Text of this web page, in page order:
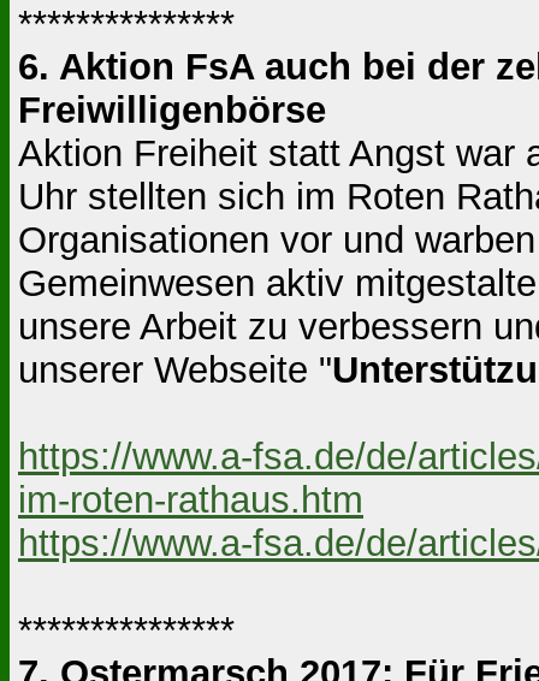
***************
6. Aktion FsA auch bei der
Freiwilligenbörse
Aktion Freiheit statt Angst war
Uhr stellten sich im Roten
Organisationen vor und
Gemeinwesen aktiv
unsere Arbeit zu verbessern
unserer Webseite "
https://www.a-fsa.de/de/
im-roten-rathaus.htm
https://www.a-fsa.de/de/
***************